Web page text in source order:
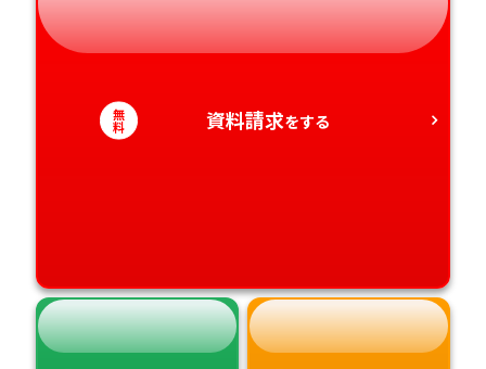
静岡県
和歌山県
徳島県
大分県
無
料 資料請求をする